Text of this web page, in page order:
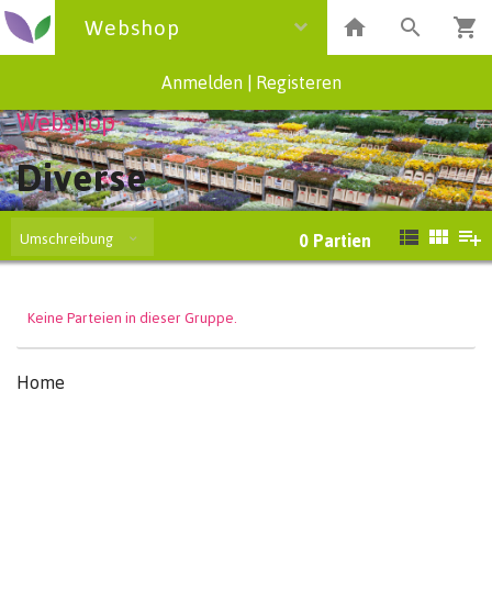
Webshop
Anmelden Registeren
Webshop
Diverse
Umschreibung 0 Partien
Keine Parteien in dieser Gruppe.
Home